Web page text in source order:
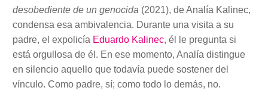
desobediente de un genocida (2021), de Analía Kalinec,
condensa esa ambivalencia. Durante una visita a su
padre, el expolicía Eduardo Kalinec, él le pregunta si
está orgullosa de él. En ese momento, Analía distingue
en silencio aquello que todavía puede sostener del
vínculo. Como padre, sí; como todo lo demás, no.